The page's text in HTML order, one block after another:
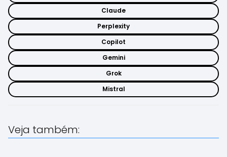
Claude
Perplexity
Copilot
Gemini
Grok
Mistral
Veja também: